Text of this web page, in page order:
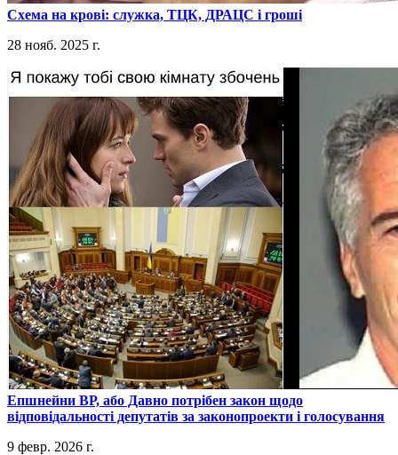
​Схема на крові: служка, ТЦК, ДРАЦС і гроші
28 нояб. 2025 г.
​Епшнейни ВР, або Давно потрібен закон щодо
відповідальності депутатів за законопроекти і голосування
9 февр. 2026 г.